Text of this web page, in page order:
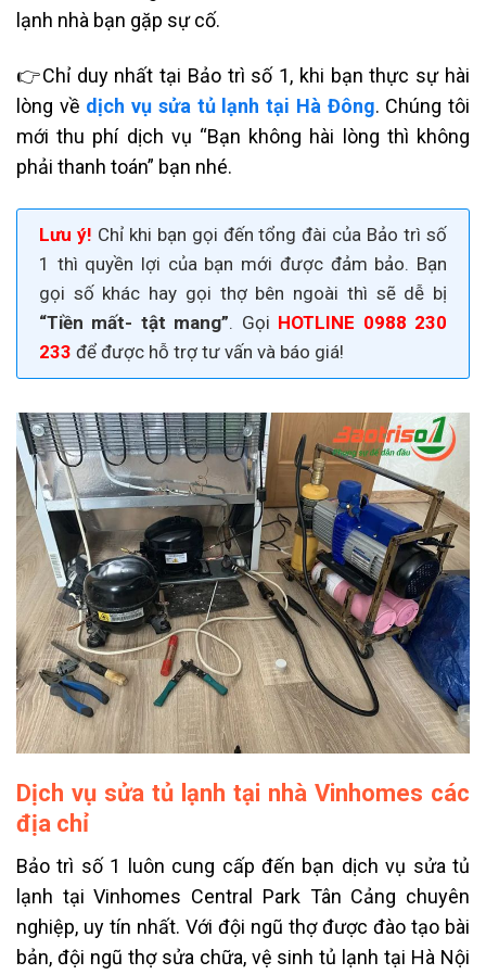
lạnh nhà bạn gặp sự cố.
👉Chỉ duy nhất tại Bảo trì số 1, khi bạn thực sự hài
lòng về dịch vụ sửa tủ lạnh tại Hà Đông. Chúng tôi
mới thu phí dịch vụ “Bạn không hài lòng thì không
phải thanh toán” bạn nhé.
Lưu ý! Chỉ khi bạn gọi đến tổng đài của Bảo trì số
1 thì quyền lợi của bạn mới được đảm bảo. Bạn
gọi số khác hay gọi thợ bên ngoài thì sẽ dễ bị
“Tiền mất- tật mang”. Gọi HOTLINE 0988 230
233 để được hỗ trợ tư vấn và báo giá!
Dịch vụ sửa tủ lạnh tại nhà Vinhomes các
địa chỉ
Bảo trì số 1 luôn cung cấp đến bạn dịch vụ sửa tủ
lạnh tại Vinhomes Central Park Tân Cảng chuyên
nghiệp, uy tín nhất. Với đội ngũ thợ được đào tạo bài
bản, đội ngũ thợ sửa chữa, vệ sinh tủ lạnh tại Hà Nội